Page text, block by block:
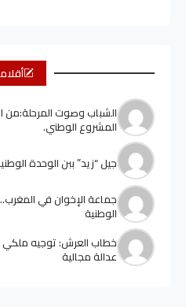
الشباب وصوت المرحلة:من
المشروع الوطني.
جيل “زيد” ببن الوحدة
جماعة الإخوان في المغرب..
الوطنية
خطاب العرش: توجيه ملكي
عدالة مجالية